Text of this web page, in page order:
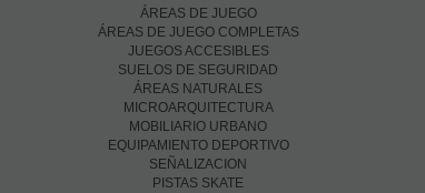
ÁREAS DE JUEGO
ÁREAS DE JUEGO COMPLETAS
JUEGOS ACCESIBLES
SUELOS DE SEGURIDAD
ÁREAS NATURALES
MICROARQUITECTURA
MOBILIARIO URBANO
EQUIPAMIENTO DEPORTIVO
SEÑALIZACION
PISTAS SKATE